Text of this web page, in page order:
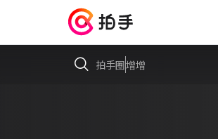
拍手圈增增